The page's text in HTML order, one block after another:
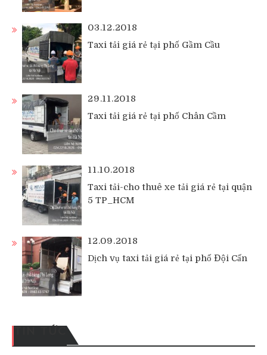
03.12.2018
Taxi tải giá rẻ tại phố Gầm Cầu
29.11.2018
Taxi tải giá rẻ tại phố Chân Cầm
11.10.2018
Taxi tải-cho thuê xe tải giá rẻ tại quận
5 TP_HCM
12.09.2018
Dịch vụ taxi tải giá rẻ tại phố Đội Cấn
TIN TỨC